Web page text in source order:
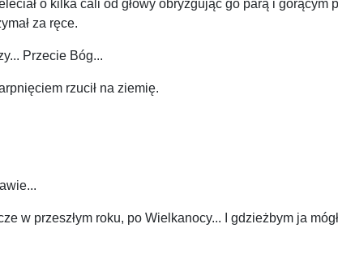
o kilka cali od głowy obryzgując go parą i gorącym
za ręce.
Przecie Bóg...
rzucił na ziemię.
w przeszłym roku, po Wielkanocy... I gdzieżbym ja